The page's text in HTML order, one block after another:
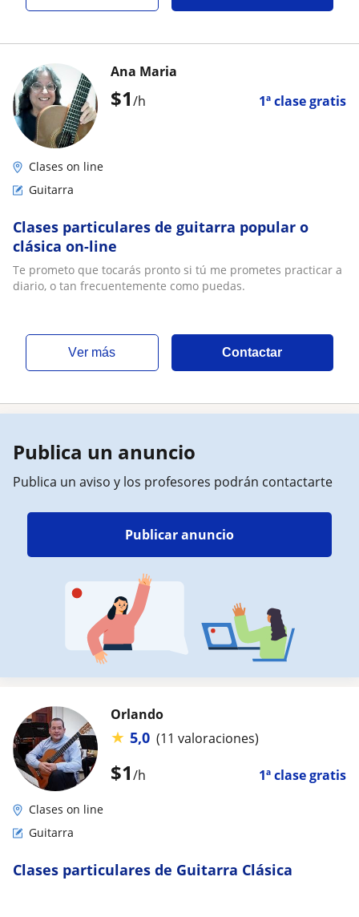
$1/h 1ª clase gratis
Ana Maria
Clases on line
Guitarra
Clases particulares de guitarra popular o
clásica on-line
Te prometo que tocarás pronto si tú me prometes practicar a
diario, o tan frecuentemente como puedas.
ver más Contactar
Publica un anuncio
Publica un aviso y los profesores podrán contactarte
Publicar anuncio
$1/h 1ª clase gratis
Orlando
★ 5,0 (11 valoraciones)
Clases on line
Guitarra
Clases particulares de Guitarra Clásica